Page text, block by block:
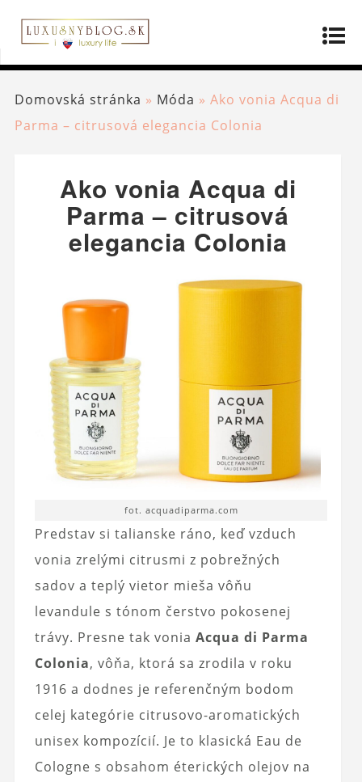
Domovská stránka » Móda » Ako vonia Acqua di
Parma – citrusová elegancia Colonia
Ako vonia Acqua di
Parma – citrusová
elegancia Colonia
fot. acquadiparma.com
Predstav si talianske ráno, keď vzduch
vonia zrelými citrusmi z pobrežných
sadov a teplý vietor mieša vôňu
levandule s tónom čerstvo pokosenej
trávy. Presne tak vonia Acqua di Parma
Colonia, vôňa, ktorá sa zrodila v roku
1916 a dodnes je referenčným bodom
celej kategórie citrusovo-aromatických
unisex kompozícií. Je to klasická Eau de
Cologne s obsahom éterických olejov na